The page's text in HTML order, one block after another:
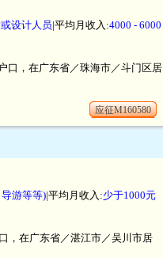
设计人员|平均月收入:4000 - 6000
口，在广东省／珠海市／斗门区居
应征M160580
游等等)|平均月收入:少于1000元
，在广东省／湛江市／吴川市居